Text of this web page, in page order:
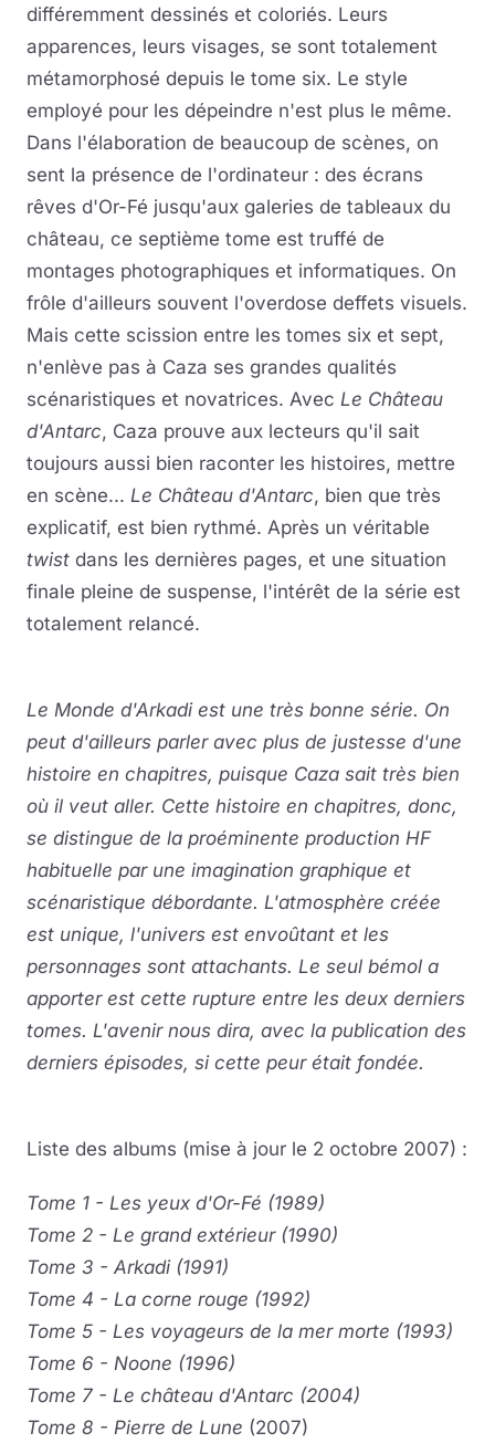
différemment dessinés et coloriés. Leurs
apparences, leurs visages, se sont totalement
métamorphosé depuis le tome six. Le style
employé pour les dépeindre n'est plus le même.
Dans l'élaboration de beaucoup de scènes, on
sent la présence de l'ordinateur : des écrans
rêves d'Or-Fé jusqu'aux galeries de tableaux du
château, ce septième tome est truffé de
montages photographiques et informatiques. On
frôle d'ailleurs souvent l'overdose deffets visuels.
Mais cette scission entre les tomes six et sept,
n'enlève pas à Caza ses grandes qualités
scénaristiques et novatrices. Avec Le Château
d'Antarc, Caza prouve aux lecteurs qu'il sait
toujours aussi bien raconter les histoires, mettre
en scène... Le Château d'Antarc, bien que très
explicatif, est bien rythmé. Après un véritable
twist dans les dernières pages, et une situation
finale pleine de suspense, l'intérêt de la série est
totalement relancé.
Le Monde d'Arkadi est une très bonne série. On
peut d'ailleurs parler avec plus de justesse d'une
histoire en chapitres, puisque Caza sait très bien
où il veut aller. Cette histoire en chapitres, donc,
se distingue de la proéminente production HF
habituelle par une imagination graphique et
scénaristique débordante. L'atmosphère créée
est unique, l'univers est envoûtant et les
personnages sont attachants. Le seul bémol a
apporter est cette rupture entre les deux derniers
tomes. L'avenir nous dira, avec la publication des
derniers épisodes, si cette peur était fondée.
Liste des albums (mise à jour le 2 octobre 2007) :
Tome 1 - Les yeux d'Or-Fé (1989)
Tome 2 - Le grand extérieur (1990)
Tome 3 - Arkadi (1991)
Tome 4 - La corne rouge (1992)
Tome 5 - Les voyageurs de la mer morte (1993)
Tome 6 - Noone (1996)
Tome 7 - Le château d'Antarc (2004)
Tome 8 - Pierre de Lune (2007)